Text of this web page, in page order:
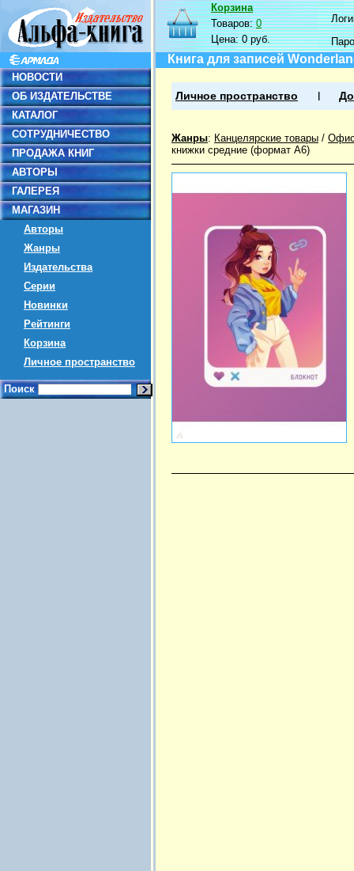
НОВОСТИ
ОБ ИЗДАТЕЛЬСТВЕ
КАТАЛОГ
СОТРУДНИЧЕСТВО
ПРОДАЖА КНИГ
АВТОРЫ
ГАЛЕРЕЯ
МАГАЗИН
Авторы
Жанры
Издательства
Серии
Новинки
Рейтинги
Корзина
Личное пространство
Поиск
Корзина
Товаров:0
Цена:0 руб.
Книга для записей
Личное пространство
Жанры: Канцелярские товары /
книжки средние (формат А6)